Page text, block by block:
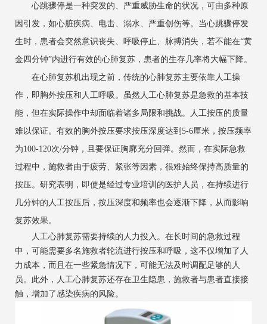
心跳骤停是一种突发的、严重威胁生命的状况，可由多种原
因引发，如心脏疾病、电击、溺水、严重创伤等。当心跳骤停发
生时，患者会突然意识丧失、呼吸停止、脉搏消失，若不能在“黄
金四分钟”内进行有效的心肺复苏，患者的生存几率将大幅下降。
在心肺复苏机出现之前，传统的心肺复苏主要依靠人工操
作，即胸外按压和人工呼吸。虽然人工心肺复苏是急救的基本技
能，但在实际操作中却面临着诸多局限和挑战。人工按压的质量
难以保证。有效的胸外按压要求按压深度达到5-6厘米，按压频率
为100-120次/分钟，且要保证胸廓充分回弹。然而，在实际急救
过程中，施救者由于疲劳、紧张等因素，很难始终保持高质量的
按压。研究表明，即使是经过专业培训的医护人员，在持续进行
几分钟的人工按压后，按压深度和频率也会逐渐下降，从而影响
复苏效果。
人工心肺复苏需要持续的人力投入。在长时间的急救过程
中，可能需要多名施救者轮流进行按压和呼吸，这不仅增加了人
力成本，而且在一些紧急情况下，可能无法及时调配足够的人
员。此外，人工心肺复苏还存在卫生隐患，施救者与患者直接接
触，增加了感染疾病的风险。